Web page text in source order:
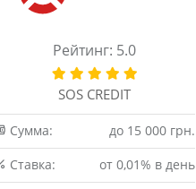
Рейтинг: 5.0
SOS CREDIT
Сумма:
до 15 000 грн.
Cтавка:
от 0,01% в день